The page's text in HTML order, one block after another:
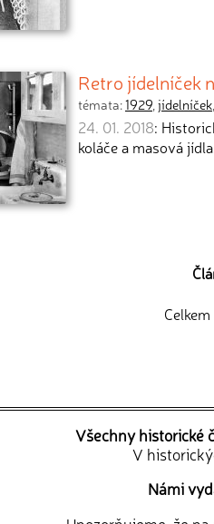
Retro jídelníček
témata:1929,jídelníček,
24. 01. 2018:
koláče a masová
Všechny historické
V
Námi